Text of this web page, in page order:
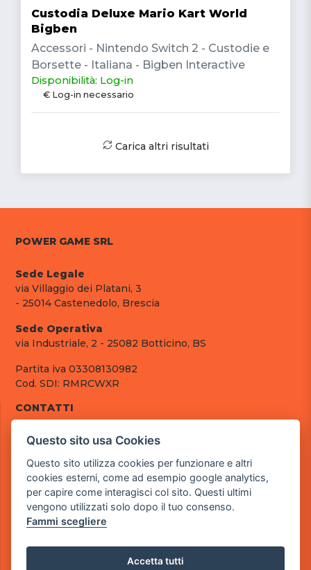
Custodia Deluxe Mario Kart World
Bigben
Accessori - Nintendo Switch 2 - Custodie e
Borsette - Italiana - Bigben Interactive
Disponibilità: Log-in
€ Log-in necessario
Carica altri risultati
POWER GAME SRL
Sede Legale
via Villaggio dei Platani, 3
- 25014 Castenedolo, Brescia
Sede Operativa
via Industriale, 2 - 25082 Botticino, BS
Partita iva 03308130982
Cod. SDI: RMRCWXR
CONTATTI
tel.: +39 030 376 2377
pec: powergamesrl@legalmail.it
LINK UTILI
Chi siamo
Informazioni generali
Questo sito usa Cookies
Questo sito utilizza cookies per funzionare e altri
cookies esterni, come ad esempio google analytics,
per capire come interagisci col sito. Questi ultimi
vengono utilizzati solo dopo il tuo consenso.
Fammi scegliere
Accetta tutti